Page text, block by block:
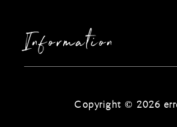
Information
Sitemap
Copyright © 2026